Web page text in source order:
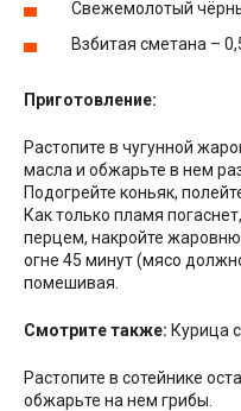
Свежемолотый
Взбитая сметана –
Приготовление:
Растопите в чугунной
масла и обжарьте в нем
Подогрейте коньяк,
Как только пламя
перцем, накройте
огне 45 минут (мясо
помешивая.
Смотрите также: Курица
Растопите в сотейнике
обжарьте на нем грибы.